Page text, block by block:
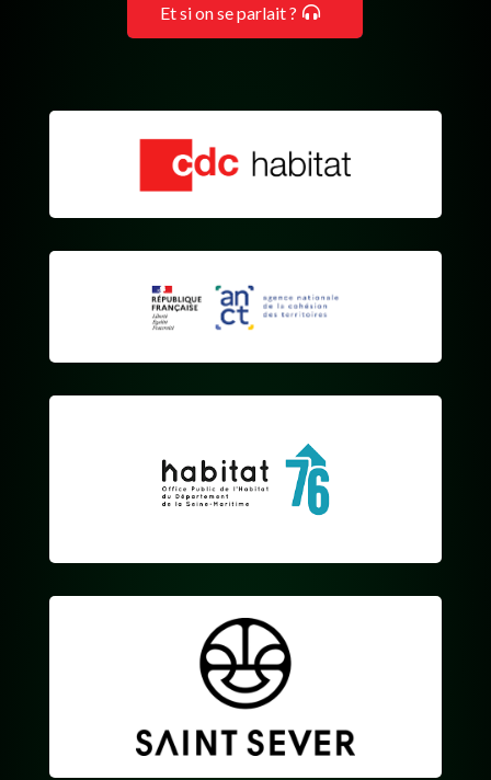
Et si on se parlait ?